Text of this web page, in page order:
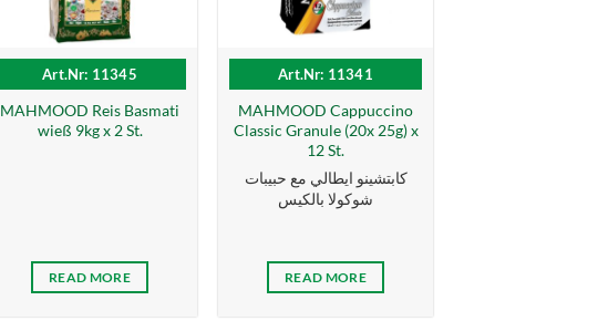
Art.Nr: 11345
MAHMOOD Reis Basmati
wieß 9kg x 2 St.
READ MORE
Art.Nr: 11341
MAHMOOD Cappuccino
Classic Granule (20x 25g) x
12 St.
كابتشينو ايطالي مع حبيبات
شوكولا بالكيس
READ MORE